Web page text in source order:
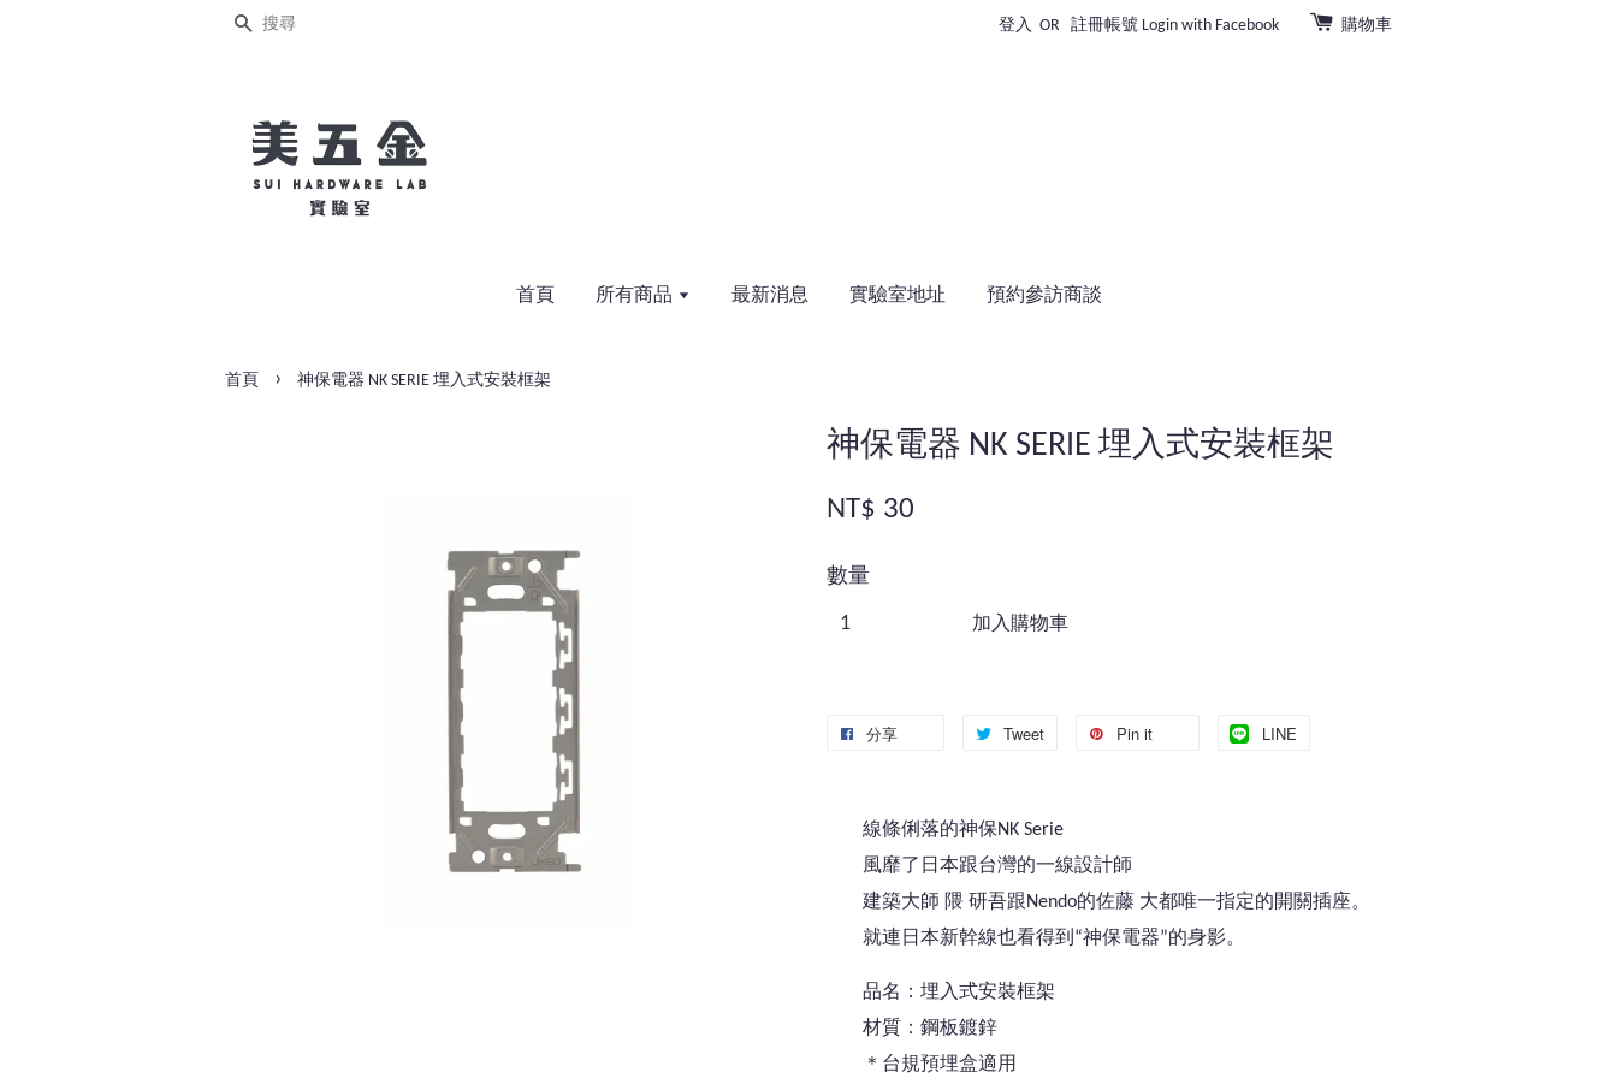
搜尋 登入 OR 註冊帳號 Login with Facebook 購物車
首頁 所有商品 最新消息 實驗室地址 預約參訪商談
首頁 › 神保電器 NK SERIE 埋入式安裝框架
神保電器 NK SERIE 埋入式安裝框架
NT$ 30
數量
加入購物車
分享 Tweet Pin it LINE
線條俐落的神保NK Serie
風靡了日本跟台灣的一線設計師
建築大師 隈 研吾跟Nendo的佐藤 大都唯一指定的開關插座。
就連日本新幹線也看得到“神保電器”的身影。
品名：埋入式安裝框架
材質：鋼板鍍鋅
＊台規預埋盒適用